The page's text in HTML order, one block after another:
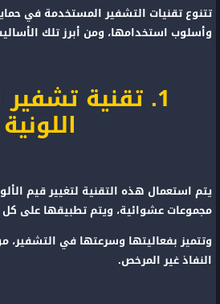
تتنوع تقنيات التشفير المستخدمة في
وأسلوب استخدامها، ومن أبرز تلك
1. تقنية تشفير
اللونية
يتم استعمال هذه التقنية لتغيير قيم
مجموعات عشوائية، ويتم تطبيقها على
وتتميز بفعاليتها وسرعتها في التشفير،
النفاذ غير المرخص.